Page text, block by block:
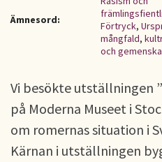
Ämnesord:
Förtryck,
mångfald,
och
Vi besökte utställningen
på Moderna Museet i
om romernas situation i
Kärnan i utställningen